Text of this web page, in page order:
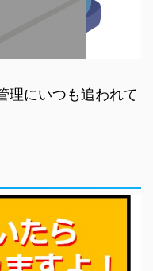
理にいつも追われて